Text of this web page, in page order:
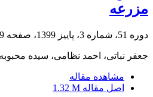
مزرعه
دوره 51، شماره 3، پاییز 1399، صفحه
جعفر نباتی، احمد نظامی، سیده
مشاهده مقاله
اصل مقاله 1.32 M